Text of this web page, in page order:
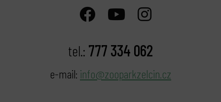
tel.: 777 334 062
e-mail: info@zooparkzelcin.cz